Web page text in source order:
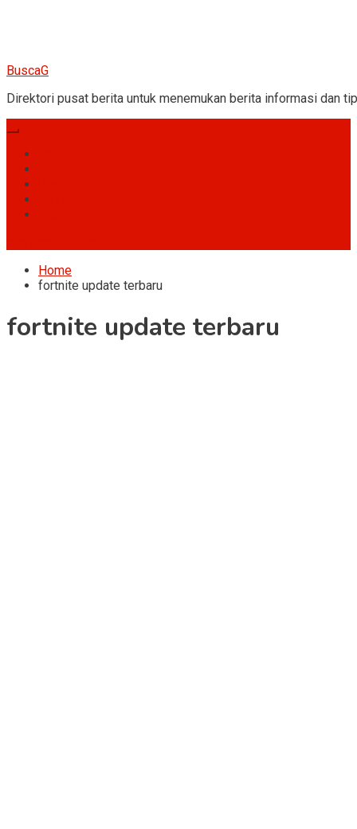
BuscaG
Direktori pusat berita untuk menemukan berita informasi dan
Home
fortnite update terbaru
fortnite update terbaru